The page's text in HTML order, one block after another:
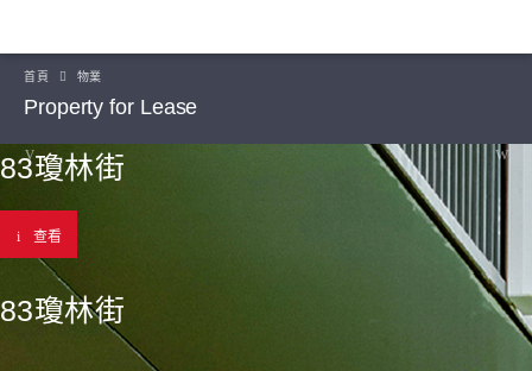
首頁 物業
Property for Lease
83瓊林街
查看
83瓊林街